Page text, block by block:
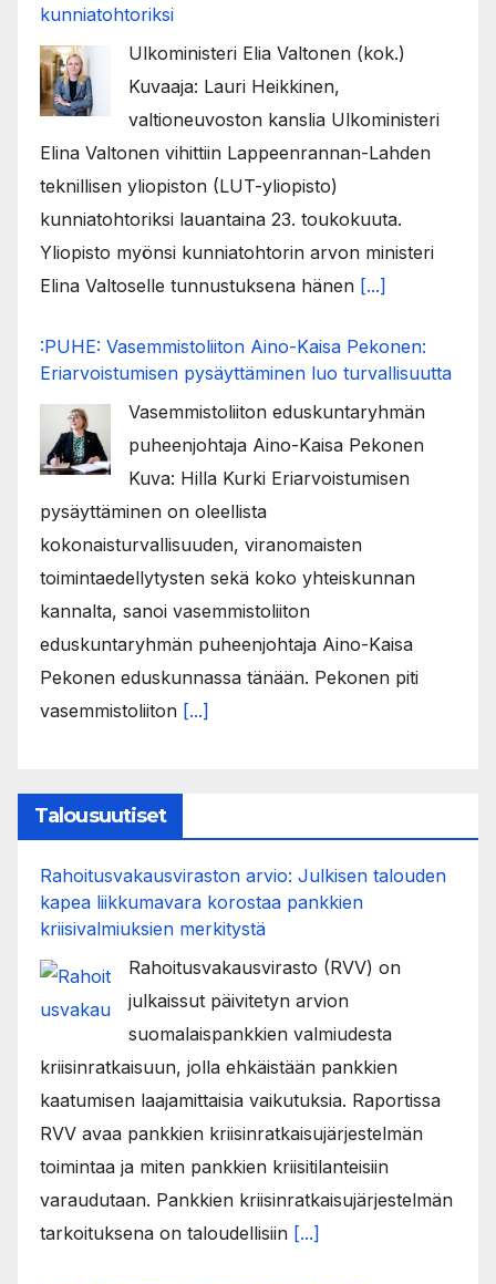
kunniatohtoriksi
Ulkoministeri Elia Valtonen (kok.)
Kuvaaja: Lauri Heikkinen,
valtioneuvoston kanslia Ulkoministeri
Elina Valtonen vihittiin Lappeenrannan-Lahden
teknillisen yliopiston (LUT-yliopisto)
kunniatohtoriksi lauantaina 23. toukokuuta.
Yliopisto myönsi kunniatohtorin arvon ministeri
Elina Valtoselle tunnustuksena hänen [...]
:PUHE: Vasemmistoliiton Aino-Kaisa Pekonen:
Eriarvoistumisen pysäyttäminen luo turvallisuutta
Vasemmistoliiton eduskuntaryhmän
puheenjohtaja Aino-Kaisa Pekonen
Kuva: Hilla Kurki Eriarvoistumisen
pysäyttäminen on oleellista
kokonaisturvallisuuden, viranomaisten
toimintaedellytysten sekä koko yhteiskunnan
kannalta, sanoi vasemmistoliiton
eduskuntaryhmän puheenjohtaja Aino-Kaisa
Pekonen eduskunnassa tänään. Pekonen piti
vasemmistoliiton [...]
Talousuutiset
Rahoitusvakausviraston arvio: Julkisen talouden
kapea liikkumavara korostaa pankkien
kriisivalmiuksien merkitystä
Rahoitusvakausvirasto (RVV) on
julkaissut päivitetyn arvion
suomalaispankkien valmiudesta
kriisinratkaisuun, jolla ehkäistään pankkien
kaatumisen laajamittaisia vaikutuksia. Raportissa
RVV avaa pankkien kriisinratkaisujärjestelmän
toimintaa ja miten pankkien kriisitilanteisiin
varaudutaan. Pankkien kriisinratkaisujärjestelmän
tarkoituksena on taloudellisiin [...]